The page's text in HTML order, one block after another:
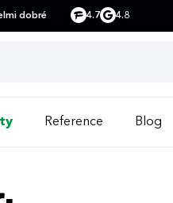
dobré 4.7 4.8
Reference Blog